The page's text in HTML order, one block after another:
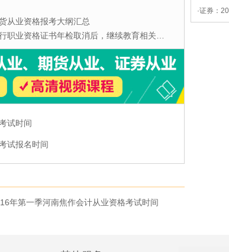
从业资格报考大纲汇总
职业资格证书年检取消后，继续教育相关问题解答
试时间
试报名时间
年第一季河南焦作会计从业资格考试时间
·证券：